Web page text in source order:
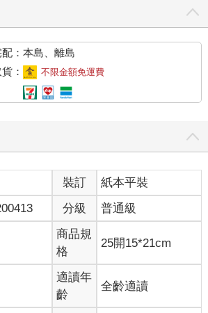
：本島、離島
：
不限金額免運費
裝訂
紙本平裝
分級 普通級
商品規
格
25開15*21cm
適讀年
齡
全齡適讀